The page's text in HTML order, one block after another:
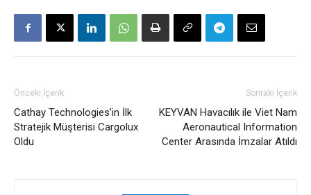
Önceki İçerik
Cathay Technologies’in İlk
Stratejik Müşterisi Cargolux
Oldu
Sonraki İçerik
KEYVAN Havacılık ile Viet Nam
Aeronautical Information
Center Arasında İmzalar Atıldı